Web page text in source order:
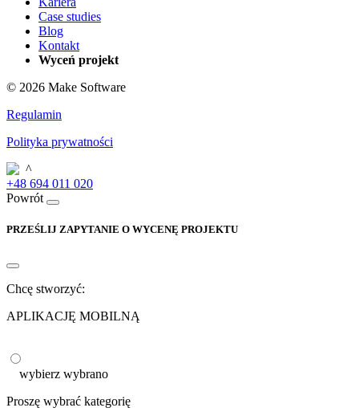
Case studies
Blog
Kontakt
Wyceń projekt
© 2026 Make Software
Regulamin
Polityka prywatności
+48 694 011 020
Powrót
PRZEŚLIJ ZAPYTANIE O WYCENĘ PROJEKTU
Chcę stworzyć:
APLIKACJĘ MOBILNĄ
wybierz wybrano
Proszę wybrać kategorię